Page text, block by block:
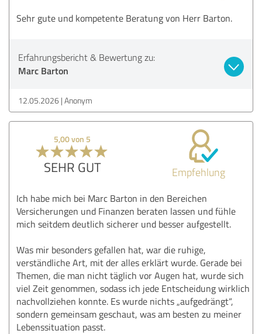
Sehr gute und kompetente Beratung von Herr Barton.
Erfahrungsbericht & Bewertung zu:
Marc Barton
12.05.2026 Anonym
5,00 von 5
SEHR GUT Empfehlung
Ich habe mich bei Marc Barton in den Bereichen
Versicherungen und Finanzen beraten lassen und fühle
mich seitdem deutlich sicherer und besser aufgestellt.
Was mir besonders gefallen hat, war die ruhige,
verständliche Art, mit der alles erklärt wurde. Gerade bei
Themen, die man nicht täglich vor Augen hat, wurde sich
viel Zeit genommen, sodass ich jede Entscheidung wirklich
nachvollziehen konnte. Es wurde nichts „aufgedrängt“,
sondern gemeinsam geschaut, was am besten zu meiner
Lebenssituation passt.